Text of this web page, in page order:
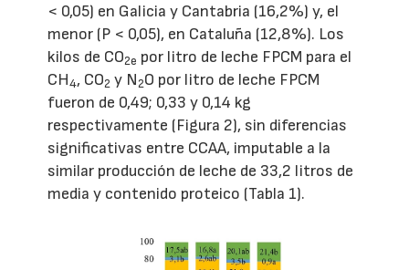
< 0,05) en Galicia y Cantabria (16,2%) y, el
menor (P < 0,05), en Cataluña (12,8%). Los
kilos de CO2e por litro de leche FPCM para el
CH4, CO2 y N2O por litro de leche FPCM
fueron de 0,49; 0,33 y 0,14 kg
respectivamente (Figura 2), sin diferencias
significativas entre CCAA, imputable a la
similar producción de leche de 33,2 litros de
media y contenido proteico (Tabla 1).